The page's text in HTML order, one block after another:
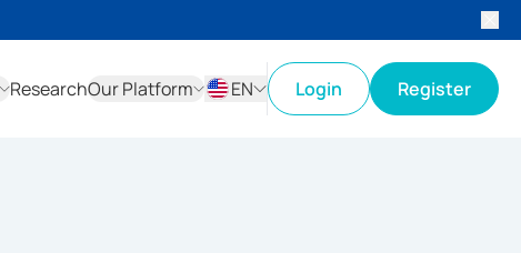
ResearchOur Platform
EN
Login Register